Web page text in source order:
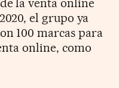
la venta online
el grupo ya
100 marcas para
online, como